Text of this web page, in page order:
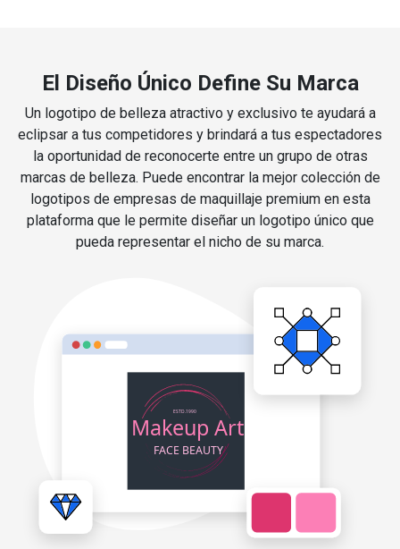
El Diseño Único Define Su Marca
Un logotipo de belleza atractivo y exclusivo te ayudará a
eclipsar a tus competidores y brindará a tus espectadores
la oportunidad de reconocerte entre un grupo de otras
marcas de belleza. Puede encontrar la mejor colección de
logotipos de empresas de maquillaje premium en esta
plataforma que le permite diseñar un logotipo único que
pueda representar el nicho de su marca.